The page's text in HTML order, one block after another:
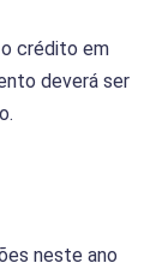
crédito em
deverá ser
neste ano